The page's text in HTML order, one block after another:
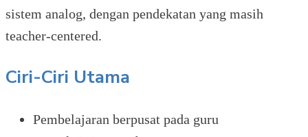
sistem analog, dengan pendekatan yang masih
teacher-centered.
Ciri-Ciri Utama
Pembelajaran berpusat pada guru